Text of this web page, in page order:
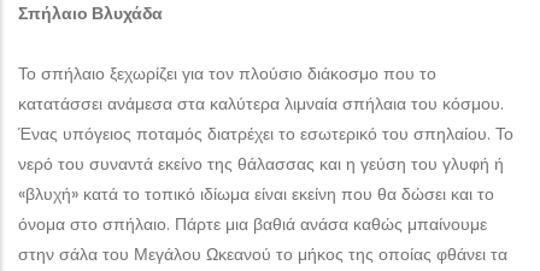
Σπήλαιο Βλυχάδα
Το σπήλαιο ξεχωρίζει για τον πλούσιο διάκοσμο που το
κατατάσσει ανάμεσα στα καλύτερα λιμναία σπήλαια του κόσμου.
Ένας υπόγειος ποταμός διατρέχει το εσωτερικό του σπηλαίου. Το
νερό του συναντά εκείνο της θάλασσας και η γεύση του γλυφή ή
«βλυχή» κατά το τοπικό ιδίωμα είναι εκείνη που θα δώσει και το
όνομα στο σπήλαιο. Πάρτε μια βαθιά ανάσα καθώς μπαίνουμε
στην σάλα του Μεγάλου Ωκεανού το μήκος της οποίας φθάνει τα